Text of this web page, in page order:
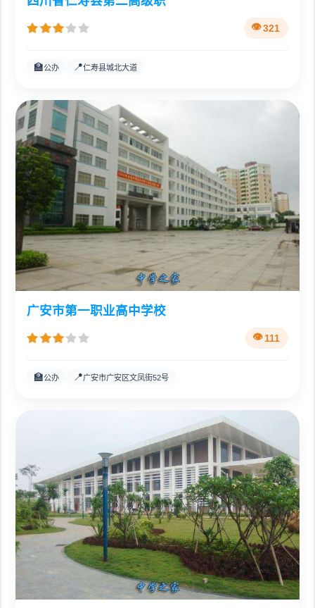
321
🏫公办 📍仁寿县城北大道
广安市第一职业高中学校
111
🏫公办 📍广安市广安区文凤街52号